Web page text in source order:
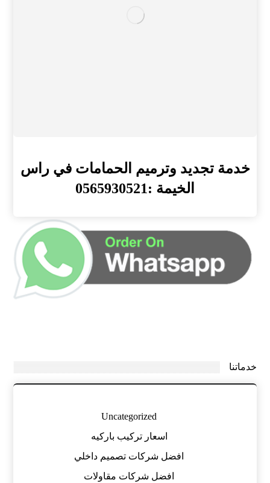
خدمة تجديد وترميم الحمامات في راس
الخيمة :0565930521
خدماتنا
Uncategorized
اسعار تركيب باركيه
افضل شركات تصميم داخلي
افضل شركات مقاولات